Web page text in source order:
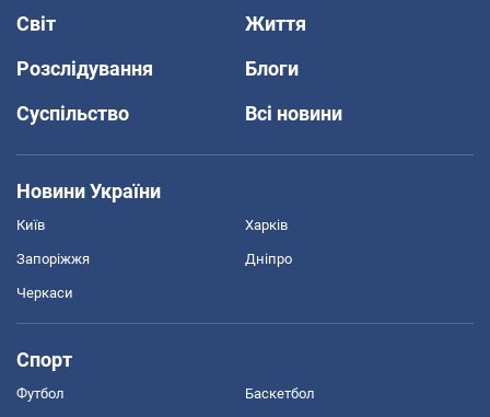
Світ
Життя
Розслідування
Блоги
Суспільство
Всі новини
Новини України
Київ Харків
Запоріжжя Дніпро
Черкаси
Спорт
Футбол Баскетбол